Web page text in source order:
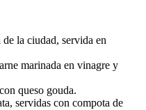
la ciudad, servida en
marinada en vinagre y
queso gouda.
servidas con compota de